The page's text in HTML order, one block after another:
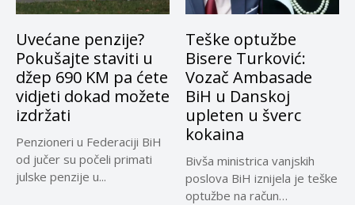
Uvećane penzije?
Pokušajte staviti u
džep 690 KM pa ćete
vidjeti dokad možete
izdržati
Penzioneri u Federaciji BiH
od jučer su počeli primati
julske penzije u...
Teške optužbe
Bisere Turković:
Vozač Ambasade
BiH u Danskoj
upleten u šverc
kokaina
Bivša ministrica vanjskih
poslova BiH iznijela je teške
optužbe na račun